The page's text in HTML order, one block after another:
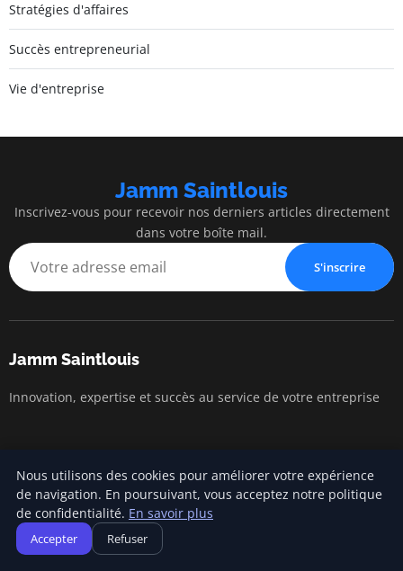
Stratégies d'affaires
Succès entrepreneurial
Vie d'entreprise
Jamm Saintlouis
Inscrivez-vous pour recevoir nos derniers articles directement
dans votre boîte mail.
S'inscrire
Jamm Saintlouis
Innovation, expertise et succès au service de votre entreprise
Gestion financière
Lancement d'entreprise
Nous utilisons des cookies pour améliorer votre expérience
de navigation. En poursuivant, vous acceptez notre politique
de confidentialité. En savoir plus
Accepter Refuser